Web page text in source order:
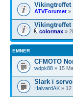
Vikingtreffet
ATVForumet »
Vikingtreffet
colormax »
EMNER
CFMOTO
wdpk88 » 15
Slark i
HalvardAK » 12